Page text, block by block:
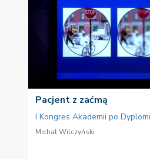
Pacjent z zaćmą
I Kongres Akademii po
Michał Wilczyński